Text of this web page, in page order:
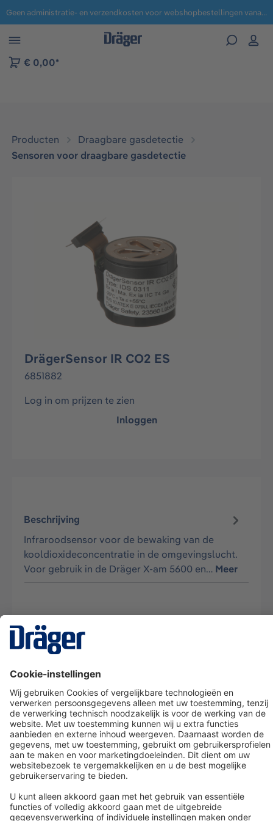
naar navigatie B2B-platform Geen administratie- en verzendkosten voor webshopbestellingen vanaf € 100,-.
€ 0,00*
Producten
Draagbare gasdetectie
Sensoren voor draagbare gasdetectie
DrägerSensor IR CO2 ES
6851882
Log in om prijzen te zien
Inloggen
Beschrijving
Infraroodsensor voor de bewaking van de
kooldioxideconcentratie in de omgevingslucht.
Voor gebruik in de Dräger X-am 5600 en… Meer
Dräger klantenservice
Over Dräger
Bestellen in onze webshop
Community